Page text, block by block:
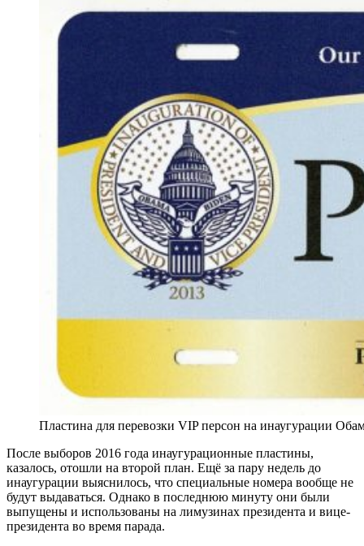
Пластина для перевозки VIP персон на инаугурации
После выборов 2016 года инаугурационные пластины,
казалось, отошли на второй план. Ещё за пару недель до
инаугурации выяснилось, что специальные номера вообще не
будут выдаваться. Однако в последнюю минуту они были
выпущены и использованы на лимузинах президента и вице-
президента во время парада.